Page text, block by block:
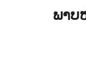
ພາບ